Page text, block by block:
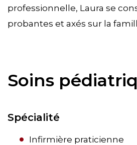
professionnelle, Laura se
probantes et axés sur la
Soins
Spécialité
Infirmière praticienne